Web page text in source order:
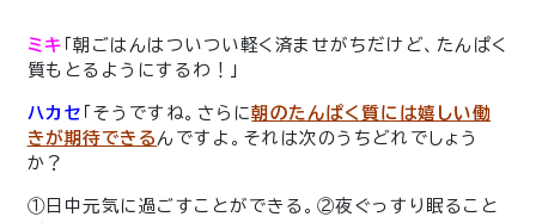
ミキ
「朝ごはんはついつい軽く済ませがちだけど、たんぱく
質もとるようにするわ！」
ハカセ 「そうですね。さらに朝のたんぱく質には嬉しい働
きが期待できる んですよ。それは次のうちどれでしょう
か？
①日中元気に過ごすことができる。②夜ぐっすり眠ること